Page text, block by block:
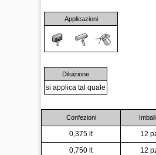
Applicazioni
Diluizione
si applica tal quale
Confezioni
0,375 lt
12
0,750 lt
12